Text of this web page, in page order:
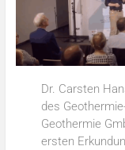
Dr. Carsten
des
Geothermie
ersten